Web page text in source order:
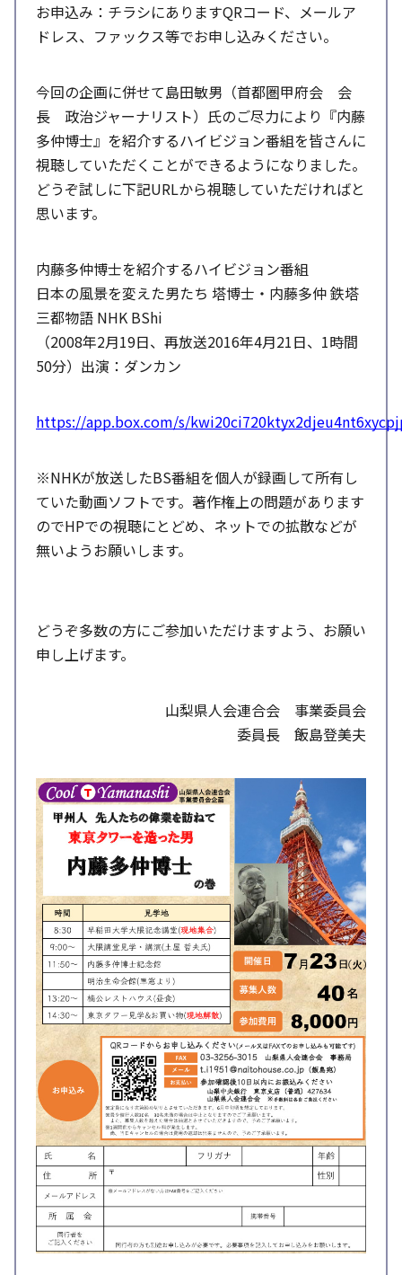
お申込み：チラシにありますQRコード、メールア
ドレス、ファックス等でお申し込みください。
今回の企画に併せて島田敏男（首都圏甲府会 会
長 政治ジャーナリスト）氏のご尽力により『内藤
多仲博士』を紹介するハイビジョン番組を皆さんに
視聴していただくことができるようになりました。
どうぞ試しに下記URLから視聴していただければと
思います。
内藤多仲博士を紹介するハイビジョン番組
日本の風景を変えた男たち 塔博士・内藤多仲 鉄塔
三都物語 NHK BShi
（2008年2月19日、再放送2016年4月21日、1時間
50分）出演：ダンカン
https://app.box.com/s/
※NHKが放送したBS番組を個人が録画して所有し
ていた動画ソフトです。著作権上の問題があります
のでHPでの視聴にとどめ、ネットでの拡散などが
無いようお願いします。
どうぞ多数の方にご参加いただけますよう、お願い
申し上げます。
山梨県人会連合会 事業委員会
委員長 飯島登美夫